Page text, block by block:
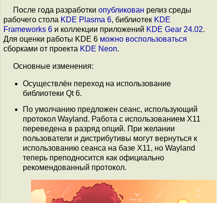
После года разработки опубликован релиз среды
рабочего стола KDE Plasma 6, библиотек KDE
Frameworks 6 и коллекции приложений KDE Gear 24.02.
Для оценки работы KDE 6 можно воспользоваться
сборками от проекта KDE Neon.
Основные изменения:
Осуществлён переход на использование
библиотеки Qt 6.
По умолчанию предложен сеанс, использующий
протокол Wayland. Работа с использованием X11
переведена в разряд опций. При желании
пользователи и дистрибутивы могут вернуться к
использованию сеанса на базе X11, но Wayland
теперь преподносится как официально
рекомендованный протокол.